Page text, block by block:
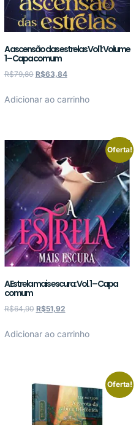
A ascensão das estrelas Vol 1: Volume
1 – Capa comum
R$79,80 R$63,84
Adicionar ao carrinho
Oferta!
A Estrela mais escura: Vol. 1 – Capa
comum
R$64,90 R$51,92
Adicionar ao carrinho
Oferta!